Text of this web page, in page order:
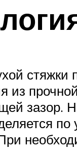
из
зазор.